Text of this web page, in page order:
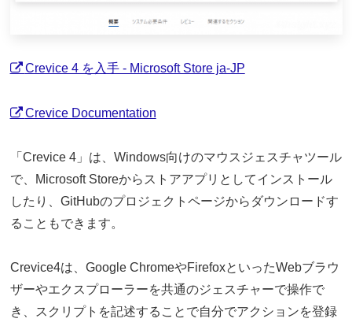
Crevice 4 を入手 - Microsoft Store ja-JP
Crevice Documentation
「Crevice 4」は、Windows向けのマウスジェスチャツール
で、Microsoft Storeからストアアプリとしてインストール
したり、GitHubのプロジェクトページからダウンロードす
ることもできます。
Crevice4は、Google ChromeやFirefoxといったWebブラウ
ザーやエクスプローラーを共通のジェスチャーで操作で
き、スクリプトを記述することで自分でアクションを登録